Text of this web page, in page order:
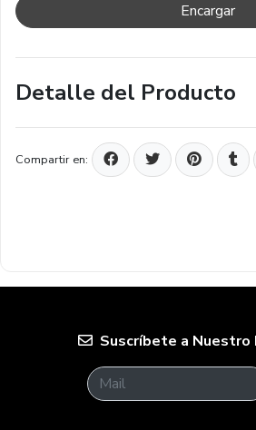
Encargar
Detalle del Producto
Compartir en:
Suscríbete a